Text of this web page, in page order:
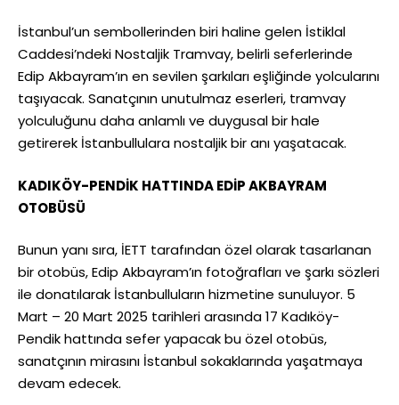
İstanbul’un sembollerinden biri haline gelen İstiklal
Caddesi’ndeki Nostaljik Tramvay, belirli seferlerinde
Edip Akbayram’ın en sevilen şarkıları eşliğinde yolcularını
taşıyacak. Sanatçının unutulmaz eserleri, tramvay
yolculuğunu daha anlamlı ve duygusal bir hale
getirerek İstanbullulara nostaljik bir anı yaşatacak.
KADIKÖY-PENDİK HATTINDA EDİP AKBAYRAM
OTOBÜSÜ
Bunun yanı sıra, İETT tarafından özel olarak tasarlanan
bir otobüs, Edip Akbayram’ın fotoğrafları ve şarkı sözleri
ile donatılarak İstanbulluların hizmetine sunuluyor. 5
Mart – 20 Mart 2025 tarihleri arasında 17 Kadıköy-
Pendik hattında sefer yapacak bu özel otobüs,
sanatçının mirasını İstanbul sokaklarında yaşatmaya
devam edecek.